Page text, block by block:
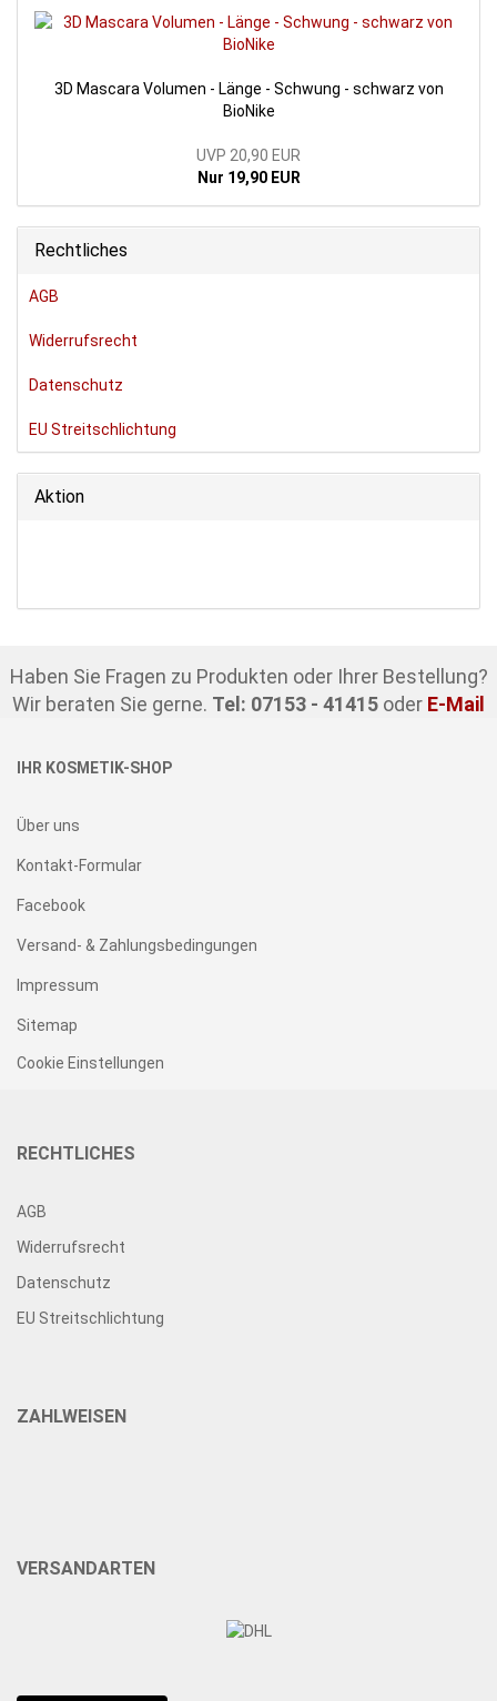
3D Mascara Volumen - Länge - Schwung - schwarz von
BioNike
UVP 20,90 EUR
Nur 19,90 EUR
Rechtliches
AGB
Widerrufsrecht
Datenschutz
EU Streitschlichtung
Aktion
Haben Sie Fragen zu Produkten oder Ihrer Bestellung?
Wir beraten Sie gerne. Tel: 07153 - 41415 oder E-Mail
IHR KOSMETIK-SHOP
Über uns
Kontakt-Formular
Facebook
Versand- & Zahlungsbedingungen
Impressum
Sitemap
Cookie Einstellungen
RECHTLICHES
AGB
Widerrufsrecht
Datenschutz
EU Streitschlichtung
ZAHLWEISEN
VERSANDARTEN